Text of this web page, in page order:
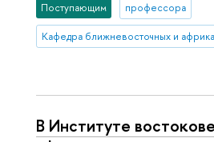
Поступающим профессора
Кафедра ближневосточных и
В Институте